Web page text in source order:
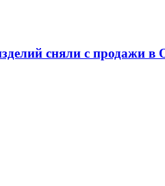
сняли с продажи в